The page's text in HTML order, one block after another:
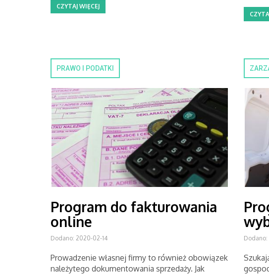
CZYTAJ WIĘCEJ
PRAWO I PODATKI
Program do fakturowania
online
Dodano: 2020-02-14
Prowadzenie własnej firmy to również obowiązek
należytego dokumentowania sprzedaży. Jak